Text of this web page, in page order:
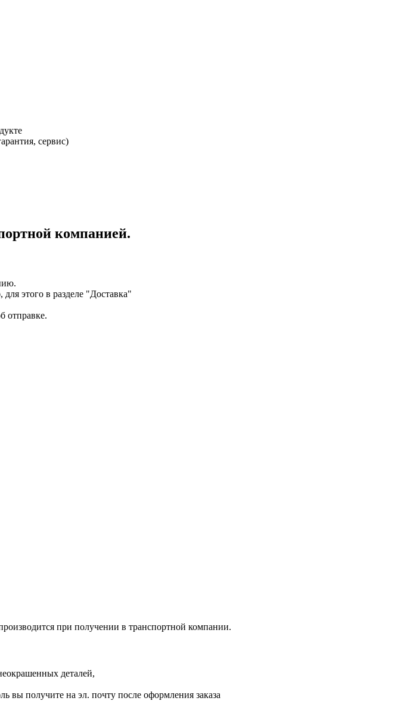
сервис)
компанией.
этого в разделе "Доставка"
отправке.
при получении в транспортной компании.
деталей,
вы получите на эл. почту после оформления заказа